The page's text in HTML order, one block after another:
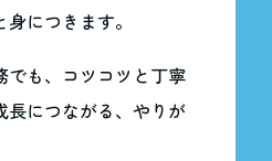
につきます。
でも、コツコツと丁寧
長につながる、やりが